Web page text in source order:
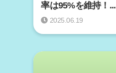
率は95%を維持！...
2025.06.19